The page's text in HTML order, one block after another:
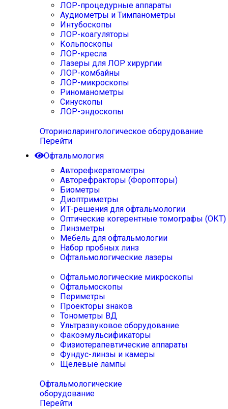
ЛОР-процедурные аппараты
Аудиометры и Тимпанометры
Интубоскопы
ЛОР-коагуляторы
Кольпоскопы
ЛОР-кресла
Лазеры для ЛОР хирургии
ЛОР-комбайны
ЛОР-микроскопы
Риноманометры
Синускопы
ЛОР-эндоскопы
Оториноларингологическое оборудование
Перейти
Офтальмология
Авторефкератометры
Авторефракторы (Форопторы)
Биометры
Диоптриметры
ИТ-решения для офтальмологии
Оптические когерентные томографы (ОКТ)
Линзметры
Мебель для офтальмологии
Набор пробных линз
Офтальмологические лазеры
Офтальмологические микроскопы
Офтальмоскопы
Периметры
Проекторы знаков
Тонометры ВД
Ультразвуковое оборудование
Факоэмульсификаторы
Физиотерапевтические аппараты
Фундус-линзы и камеры
Щелевые лампы
Офтальмологические
оборудование
Перейти